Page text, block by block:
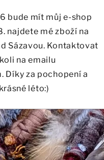
bude mít můj e-shop
najdete mé zboží na
Sázavou. Kontaktovat
na emailu
Díky za pochopení a
léto:)